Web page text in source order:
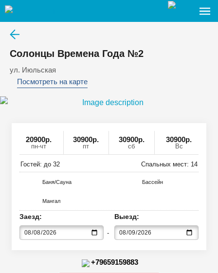
Солонцы Времена Года №2
ул. Июльская
Посмотреть на карте
20900р.
пн-чт
30900р.
пт
30900р.
сб
30900р.
Вс
Гостей: до 32 Спальных мест: 14
Баня/Сауна Басcейн
Мангал
Заезд: Выезд:
+79659159883